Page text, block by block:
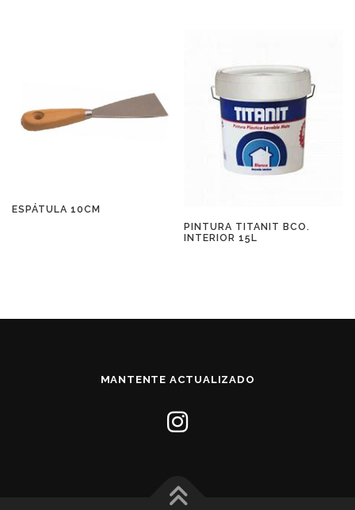
ESPÁTULA 10CM
PINTURA TITANIT BCO.
INTERIOR 15L
MANTENTE ACTUALIZADO